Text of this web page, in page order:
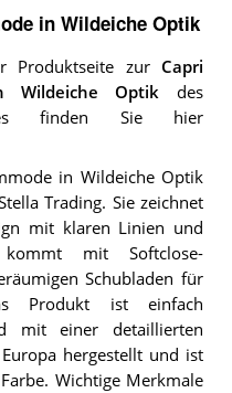
in Wildeiche Optik
Produktseite zur Capri
Wildeiche Optik des
finden Sie hier
in Wildeiche Optik
Trading. Sie zeichnet
mit klaren Linien und
mit Softclose-
Schubladen für
Produkt ist einfach
mit einer detaillierten
hergestellt und ist
Wichtige Merkmale